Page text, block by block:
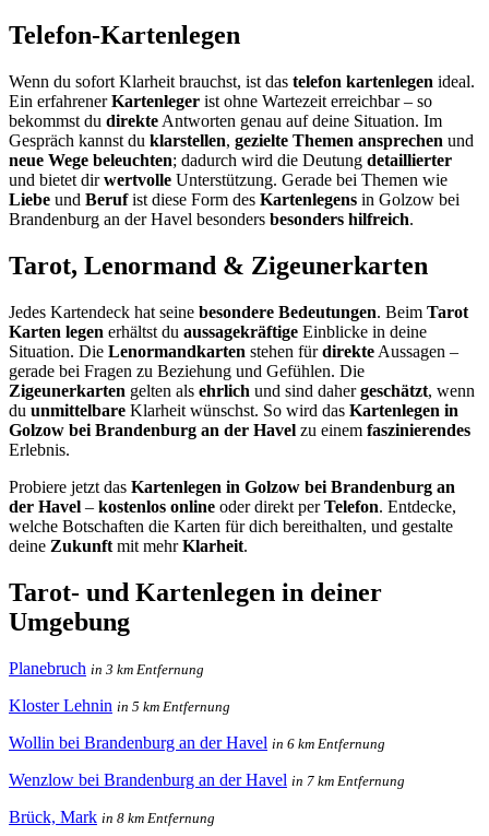
Telefon-Kartenlegen
Wenn du sofort Klarheit brauchst, ist das telefon kartenlegen ideal.
Ein erfahrenerKartenleger ist ohne Wartezeit erreichbar – so
bekommst du direkte Antworten genau auf deine Situation. Im
Gespräch kannst du klarstellen, gezielte Themen ansprechen und
neue Wege beleuchten; dadurch wird die Deutung detaillierter
und bietet dirwertvolle Unterstützung. Gerade bei Themen wie
Liebe und Berufist diese Form des Kartenlegens in Golzow bei
Brandenburg an der Havel besonders besonders hilfreich.
Tarot, Lenormand & Zigeunerkarten
Jedes Kartendeck hat seine besondere Bedeutungen. Beim Tarot
Karten legen erhältst du aussagekräftige Einblicke in deine
Situation. Die Lenormandkarten stehen fürdirekte Aussagen –
gerade bei Fragen zu Beziehung und Gefühlen. Die
Zigeunerkarten gelten als ehrlich und sind dahergeschätzt, wenn
du unmittelbare Klarheit wünschst. So wird das Kartenlegen in
Golzow bei Brandenburg an der Havel zu einem faszinierendes
Erlebnis.
Probiere jetzt das Kartenlegen in Golzow bei Brandenburg an
der Havel – kostenlos online oder direkt perTelefon. Entdecke,
welche Botschaften die Karten für dich bereithalten, und gestalte
deine Zukunft mit mehrKlarheit.
Tarot- und Kartenlegen in deiner
Umgebung
Planebruch in 3 km Entfernung
Kloster Lehnin in 5 km Entfernung
Wollin bei Brandenburg an der Havel in 6 km Entfernung
Wenzlow bei Brandenburg an der Havel in 7 km Entfernung
Brück, Mark in 8 km Entfernung